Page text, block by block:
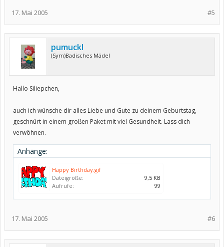
#5
17. Mai 2005
pumuckl
(Sym)Badisches Mädel
Hallo Siliepchen,
auch ich wünsche dir alles Liebe und Gute zu deinem Geburtstag,
geschnürt in einem großen Paket mit viel Gesundheit. Lass dich
verwöhnen.
Anhänge:
Happy Birthday.gif
Dateigröße:
9,5 KB
Aufrufe:
99
#6
17. Mai 2005